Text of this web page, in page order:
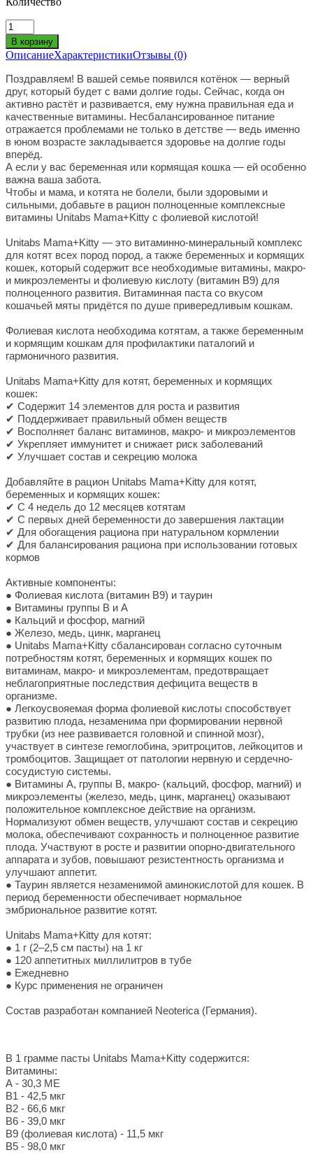
ОписаниеХарактеристикиОтзывы (0)
Поздравляем! В вашей семье появился котёнок — верный
друг, который будет с вами долгие годы. Сейчас, когда он
активно растёт и развивается, ему нужна правильная еда и
качественные витамины. Несбалансированное питание
отражается проблемами не только в детстве — ведь именно
в юном возрасте закладывается здоровье на долгие годы
вперёд.
А если у вас беременная или кормящая кошка — ей особенно
важна ваша забота.
Чтобы и мама, и котята не болели, были здоровыми и
сильными, добавьте в рацион полноценные комплексные
витамины Unitabs Mama+Kitty c фолиевой кислотой!
Unitabs Mama+Kitty — это витаминно-минеральный комплекс
для котят всех пород пород, а также беременных и кормящих
кошек, который содержит все необходимые витамины, макро-
и микроэлементы и фолиевую кислоту (витамин В9) для
полноценного развития. Витаминная паста со вкусом
кошачьей мяты придётся по душе привередливым кошкам.
Фолиевая кислота необходима котятам, а также беременным
и кормящим кошкам для профилактики паталогий и
гармоничного развития.
Unitabs Mama+Kitty для котят, беременных и кормящих
кошек:
✔ Содержит 14 элементов для роста и развития
✔ Поддерживает правильный обмен веществ
✔ Восполняет баланс витаминов, макро- и микроэлементов
✔ Укрепляет иммунитет и снижает риск заболеваний
✔ Улучшает состав и секрецию молока
Добавляйте в рацион Unitabs Mama+Kitty для котят,
беременных и кормящих кошек:
✔ С 4 недель до 12 месяцев котятам
✔ С первых дней беременности до завершения лактации
✔ Для обогащения рациона при натуральном кормлении
✔ Для балансирования рациона при использовании готовых
кормов
Активные компоненты:
● Фолиевая кислота (витамин В9) и таурин
● Витамины группы В и А
● Кальций и фосфор, магний
● Железо, медь, цинк, марганец
● Unitabs Mama+Kitty сбалансирован согласно суточным
потребностям котят, беременных и кормящих кошек по
витаминам, макро- и микроэлементам, предотвращает
неблагоприятные последствия дефицита веществ в
организме.
● Легкоусвояемая форма фолиевой кислоты способствует
развитию плода, незаменима при формировании нервной
трубки (из нее развивается головной и спинной мозг),
участвует в синтезе гемоглобина, эритроцитов, лейкоцитов и
тромбоцитов. Защищает от патологии нервную и сердечно-
сосудистую системы.
● Витамины А, группы В, макро- (кальций, фосфор, магний) и
микроэлементы (железо, медь, цинк, марганец) оказывают
положительное комплексное действие на организм.
Нормализуют обмен веществ, улучшают состав и секрецию
молока, обеспечивают сохранность и полноценное развитие
плода. Участвуют в росте и развитии опорно-двигательного
аппарата и зубов, повышают резистентность организма и
улучшают аппетит.
● Таурин является незаменимой аминокислотой для кошек. В
период беременности обеспечивает нормальное
эмбриональное развитие котят.
Unitabs Mama+Kitty для котят:
● 1 г (2–2,5 см пасты) на 1 кг
● 120 аппетитных миллилитров в тубе
● Ежедневно
● Курс применения не ограничен
Состав разработан компанией Neoterica (Германия).
В 1 грамме пасты Unitabs Mama+Kitty содержится:
Витамины:
А - 30,3 МЕ
В1 - 42,5 мкг
В2 - 66,6 мкг
В6 - 39,0 мкг
В9 (фолиевая кислота) - 11,5 мкг
В5 - 98,0 мкг